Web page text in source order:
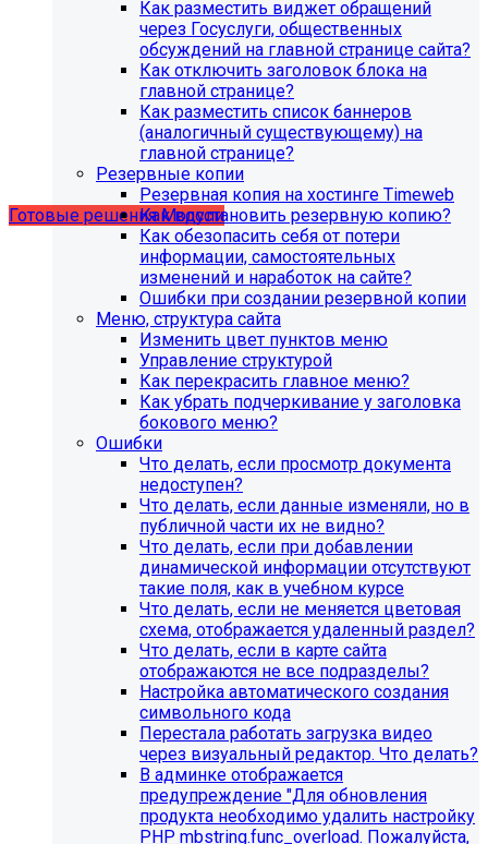
Учебные курсы
по работе с готовыми решениями и модулями
размещены в разделе "Учебные курсы"
Готовые решенияМодули
Инструкция по удалению ссылок на
социальные сети
Для готовых решений на SIMAI-SF4:
SIMAI-SF4: Сайт библиотеки, SIMAI-SF4: Сайт
благотворительного фонда, SIMAI-SF4: Сайт города,
SIMAI-SF4: Сайт государственной организации, SIMAI-
SF4: Сайт дворца культуры, SIMAI-SF4: Сайт детского
сада, SIMAI-SF4: Сайт кандидата в депутаты, SIMAI-SF4:
Сайт колледжа, SIMAI-SF4: Сайт комплексного центра
социального обслуживания, SIMAI-SF4: Сайт
медицинской организации, SIMAI-SF4: Сайт музея,
SIMAI-SF4: Сайт музыкальной школы, SIMAI-SF4: Сайт
научного центра, НИИ, SIMAI-SF4: Сайт некоммерческой
Как разместить виджет обращений
через Госуслуги, общественных
обсуждений на главной странице сайта?
Как отключить заголовок блока на
главной странице?
Как разместить список баннеров
(аналогичный существующему) на
главной странице?
Резервные копии
Резервная копия на хостинге Timeweb
Как восстановить резервную копию?
Как обезопасить себя от потери
информации, самостоятельных
изменений и наработок на сайте?
Ошибки при создании резервной копии
Меню, структура сайта
Изменить цвет пунктов меню
Управление структурой
Как перекрасить главное меню?
Как убрать подчеркивание у заголовка
бокового меню?
Ошибки
Что делать, если просмотр документа
недоступен?
Что делать, если данные изменяли, но в
публичной части их не видно?
Что делать, если при добавлении
динамической информации отсутствуют
такие поля, как в учебном курсе
Что делать, если не меняется цветовая
схема, отображается удаленный раздел?
Что делать, если в карте сайта
отображаются не все подразделы?
Настройка автоматического создания
символьного кода
Перестала работать загрузка видео
через визуальный редактор. Что делать?
В админке отображается
предупреждение "Для обновления
продукта необходимо удалить настройку
PHP mbstring.func_overload. Пожалуйста,